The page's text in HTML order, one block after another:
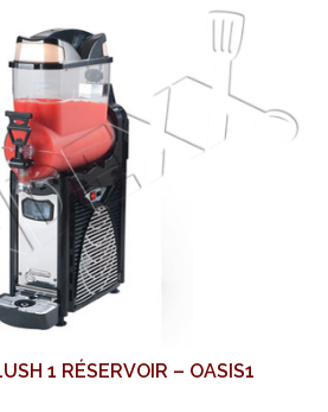
1 RÉSERVOIR – OASIS1